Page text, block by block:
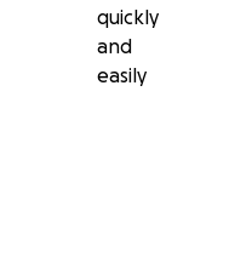
quickly
and
easily